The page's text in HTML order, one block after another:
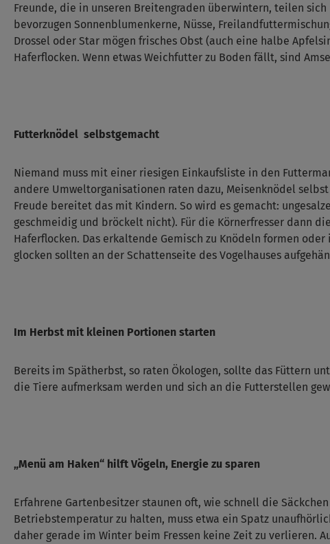
Freunde, die in unseren Breitengraden überwintern, teilen
bevorzugen Sonnenblumenkerne, Nüsse,
Drossel oder Star mögen frisches Obst (auch eine halbe
Haferflocken. Wenn etwas Weichfutter zu Boden fällt, sind
Futterknödel selbstgemacht
Niemand muss mit einer riesigen Einkaufsliste in den
andere Umweltorganisationen raten dazu, Meisenknödel
Freude bereitet das mit Kindern. So wird es gemacht:
geschmeidig und bröckelt nicht). Für die Körnerfresser dann
Haferflocken. Das erkaltende Gemisch zu Knödeln formen
glocken sollten an der Schattenseite des Vogelhauses
Im Herbst mit kleinen Portionen starten
Bereits im Spätherbst, so raten Ökologen, sollte das Füttern
die Tiere aufmerksam werden und sich an die Futterstellen
„Menü am Haken“ hilft Vögeln, Energie zu sparen
Erfahrene Gartenbesitzer staunen oft, wie schnell die
Betriebstemperatur zu halten, muss etwa ein Spatz
daher gerade im Winter beim Fressen keine Zeit zu verlieren.